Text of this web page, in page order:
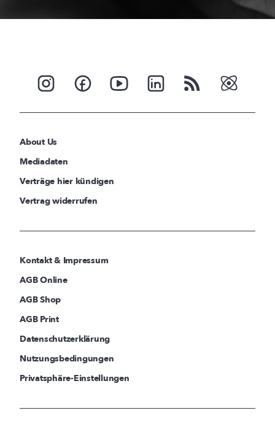
About Us
Mediadaten
Verträge hier kündigen
Vertrag widerrufen
Kontakt & Impressum
AGB Online
AGB Shop
AGB Print
Datenschutzerklärung
Nutzungsbedingungen
Privatsphäre-Einstellungen